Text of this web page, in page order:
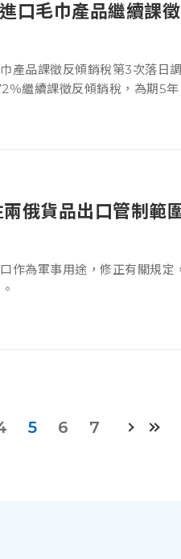
口毛巾產品繼續課
產品課徵反傾銷稅第3次落日
繼續課徵反傾銷稅，為期5年
俄貨品出口管制範
作為軍事用途，修正有關規
5 6 7